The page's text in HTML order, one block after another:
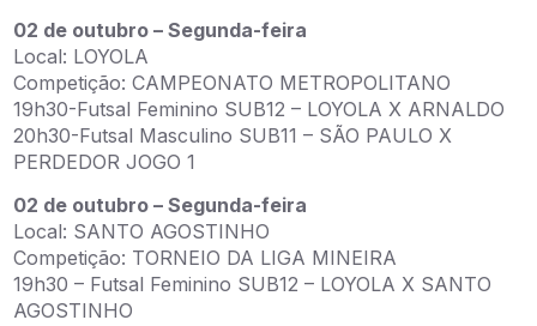
02 de outubro – Segunda-feira
Local: LOYOLA
Competição: CAMPEONATO METROPOLITANO
19h30-Futsal Feminino SUB12 – LOYOLA X ARNALDO
20h30-Futsal Masculino SUB11 – SÃO PAULO X
PERDEDOR JOGO 1
02 de outubro – Segunda-feira
Local: SANTO AGOSTINHO
Competição: TORNEIO DA LIGA MINEIRA
19h30 – Futsal Feminino SUB12 – LOYOLA X SANTO
AGOSTINHO